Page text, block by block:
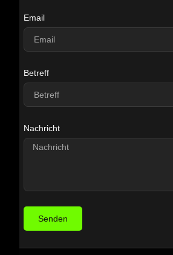
Email
Betreff
Nachricht
Senden